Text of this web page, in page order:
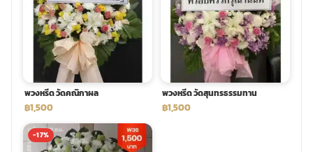
พวงหรีด วัดคณิกาผล
฿1,500
พวงหรีด วัดสุนทรธรรมทาน
฿1,500
-17%